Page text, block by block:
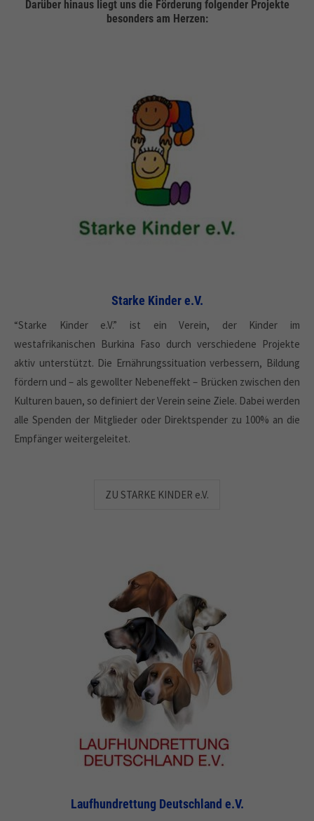
info@yourdomain.com
Aenean commodo ligula eget dolor. Aenean massa. Cum
sociis natoque penatibus et magnis dis parturient montes,
nascetur ridiculus mus. Donec quam felis, ultricies nec.
Darüber hinaus liegt uns die Förderung folgender Projekte
besonders am Herzen:
Starke Kinder e.V.
“Starke Kinder e.V.” ist ein Verein, der Kinder im
westafrikanischen Burkina Faso durch verschiedene Projekte
aktiv unterstützt. Die Ernährungssituation verbessern, Bildung
fördern und – als gewollter Nebeneffekt – Brücken zwischen den
Kulturen bauen, so definiert der Verein seine Ziele. Dabei werden
alle Spenden der Mitglieder oder Direktspender zu 100% an die
Empfänger weitergeleitet.
ZU STARKE KINDER e.V.
Laufhundrettung Deutschland e.V.